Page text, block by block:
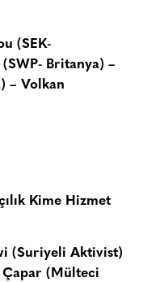
(SEK-
Britanya) –
– Volkan
Kime Hizmet
(Suriyeli Aktivist)
Çapar (Mülteci